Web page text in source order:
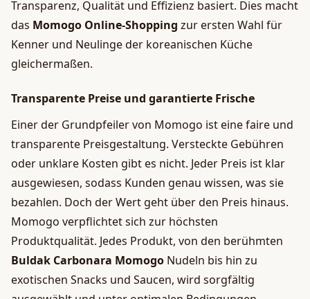
Transparenz, Qualität und Effizienz basiert. Dies macht
das Momogo Online-Shopping zur ersten Wahl für
Kenner und Neulinge der koreanischen Küche
gleichermaßen.
Transparente Preise und garantierte Frische
Einer der Grundpfeiler von Momogo ist eine faire und
transparente Preisgestaltung. Versteckte Gebühren
oder unklare Kosten gibt es nicht. Jeder Preis ist klar
ausgewiesen, sodass Kunden genau wissen, was sie
bezahlen. Doch der Wert geht über den Preis hinaus.
Momogo verpflichtet sich zur höchsten
Produktqualität. Jedes Produkt, von den berühmten
Buldak Carbonara Momogo Nudeln bis hin zu
exotischen Snacks und Saucen, wird sorgfältig